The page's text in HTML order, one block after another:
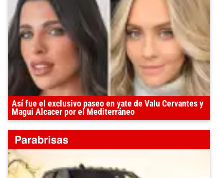
Así fue el exclusivo paseo en yate de Valu Cervantes y
Magui Alcacer por el Mediterráneo